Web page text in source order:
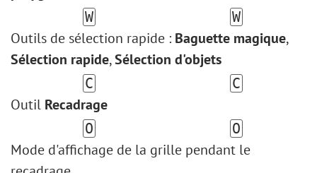
W W
Outils de sélection rapide : Baguette magique,
Sélection rapide,Sélection d'objets
C C
Outil Recadrage
O O
Mode d'affichage de la grille pendant le